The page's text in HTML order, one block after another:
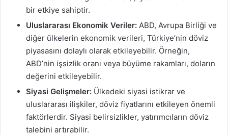
bir etkiye sahiptir.
Uluslararası Ekonomik Veriler: ABD, Avrupa Birliği ve
diğer ülkelerin ekonomik verileri, Türkiye’nin döviz
piyasasını dolaylı olarak etkileyebilir. Örneğin,
ABD’nin işsizlik oranı veya büyüme rakamları, doların
değerini etkileyebilir.
Siyasi Gelişmeler: Ülkedeki siyasi istikrar ve
uluslararası ilişkiler, döviz fiyatlarını etkileyen önemli
faktörlerdir. Siyasi belirsizlikler, yatırımcıların döviz
talebini artırabilir.